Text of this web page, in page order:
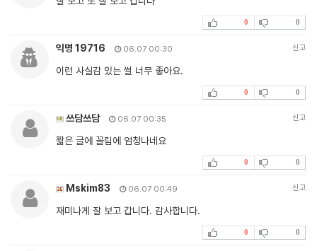
0 0
익명 19716 06.07 00:30 신고
이런 사실감 있는 썰 너무 좋아요.
0 0
쓰담쓰담 06.07 00:35 신고
짧은 글에 꼴림에 엄청나네요
0 0
Mskim83 06.07 00:49 신고
재미나게 잘 보고 갑니다. 감사합니다.
0 0